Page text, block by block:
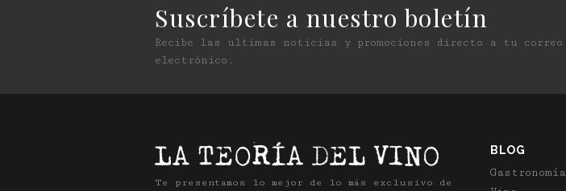
Suscríbete a nuestro boletín
Recibe las ultimas noticias y promociones directo a tu correo
electrónico.
Te presentamos lo mejor de lo más exclusivo de
BLOG
Gastronomía